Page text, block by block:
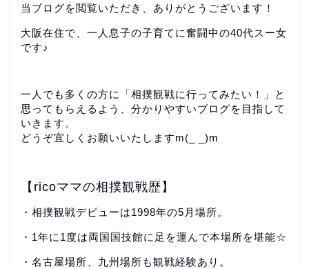
当ブログを閲覧いただき、ありがとうございます！
大阪在住で、一人息子の子育てに奮闘中の40代スー女
です♪
一人でも多くの方に「相撲観戦に行ってみたい！」と
思ってもらえるよう、分かりやすいブログを目指して
いきます。
どうぞ宜しくお願いいたしますm(_ _)m
【ricoママの相撲観戦歴】
・相撲観戦デビューは1998年の5月場所。
・1年に1度は両国国技館に足を運んで本場所を堪能☆
・名古屋場所、九州場所も観戦経験あり。